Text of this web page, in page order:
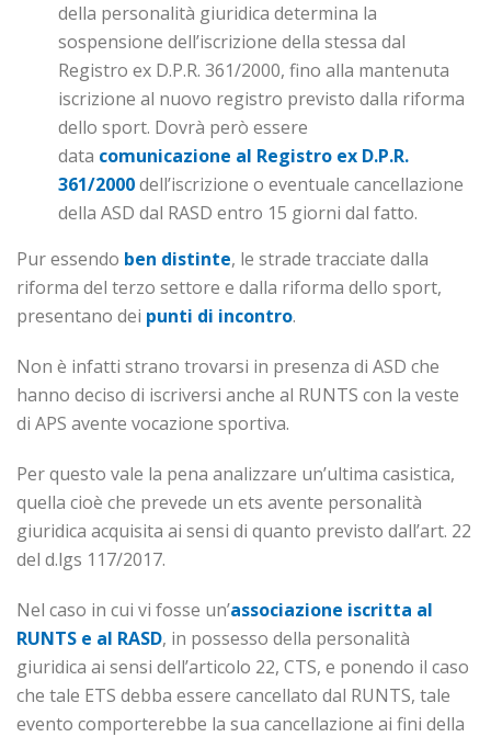
della personalità giuridica determina la
sospensione dell’iscrizione della stessa dal
Registro ex D.P.R. 361/2000, fino alla mantenuta
iscrizione al nuovo registro previsto dalla riforma
dello sport. Dovrà però essere
data comunicazione al Registro ex D.P.R.
361/2000dell’iscrizione o eventuale cancellazione
della ASD dal RASD entro 15 giorni dal fatto.
Pur essendo ben distinte, le strade tracciate dalla
riforma del terzo settore e dalla riforma dello sport,
presentano dei punti di incontro.
Non è infatti strano trovarsi in presenza di ASD che
hanno deciso di iscriversi anche al RUNTS con la veste
di APS avente vocazione sportiva.
Per questo vale la pena analizzare un’ultima casistica,
quella cioè che prevede un ets avente personalità
giuridica acquisita ai sensi di quanto previsto dall’art. 22
del d.lgs 117/2017.
Nel caso in cui vi fosse un’associazione iscritta al
RUNTS e al RASD, in possesso della personalità
giuridica ai sensi dell’articolo 22, CTS, e ponendo il caso
che tale ETS debba essere cancellato dal RUNTS, tale
evento comporterebbe la sua cancellazione ai fini della